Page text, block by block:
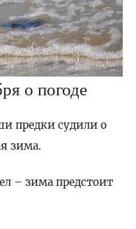
о погоде
предки судили о
зима.
– зима предстоит